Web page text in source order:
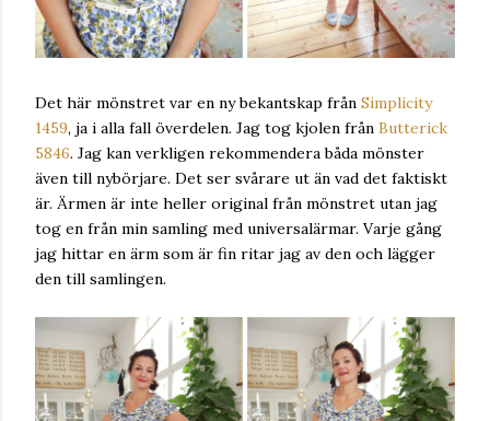
Det här mönstret var en ny bekantskap från Simplicity
1459, ja i alla fall överdelen. Jag tog kjolen från Butterick
5846. Jag kan verkligen rekommendera båda mönster
även till nybörjare. Det ser svårare ut än vad det faktiskt
är. Ärmen är inte heller original från mönstret utan jag
tog en från min samling med universalärmar. Varje gång
jag hittar en ärm som är fin ritar jag av den och lägger
den till samlingen.